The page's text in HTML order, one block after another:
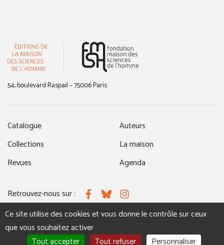
54, boulevard Raspail – 75006 Paris
Catalogue
Collections
Revues
Auteurs
La maison
Agenda
Retrouvez-nous sur : FacebookBlueskyInstagram
MENTIONS LÉGALES NOUS CONTACTER
Ce site utilise des cookies et vous donne le contrôle sur ceux
que vous souhaitez activer
Tout accepter
Tout refuser Personnaliser